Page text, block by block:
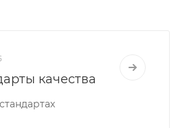
качества